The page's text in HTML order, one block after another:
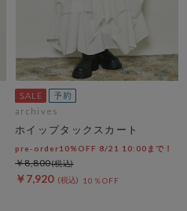
archives
ホイップタックスカート
pre-order10%OFF 8/21 10:00まで！
￥7,920 10％OFF
￥8,800